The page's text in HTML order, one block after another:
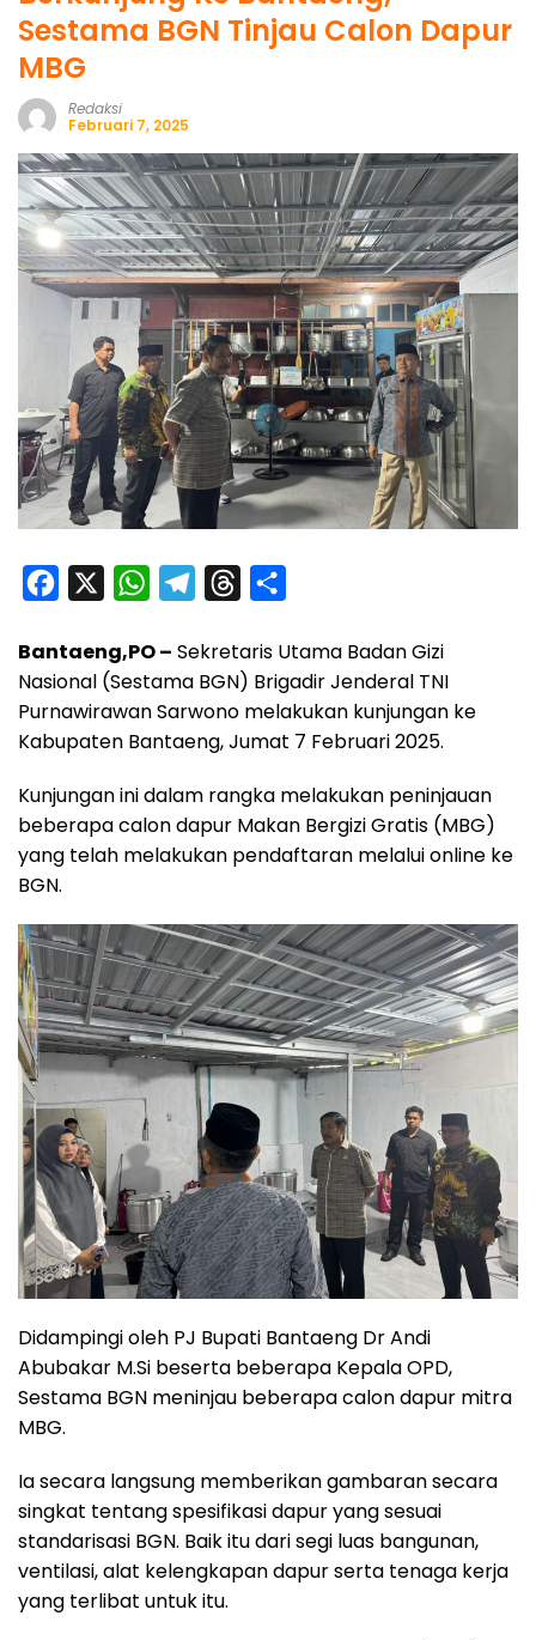
Sestama BGN Tinjau Calon Dapur
MBG
Redaksi
Februari 7, 2025
c
e
b
o
o
k
W
a
t
s
p
p
l
e
g
a
m
r
e
a
s
a
r
e
Bantaeng,PO – Sekretaris Utama Badan Gizi
Nasional (Sestama BGN) Brigadir Jenderal TNI
Purnawirawan Sarwono melakukan kunjungan ke
Kabupaten Bantaeng, Jumat 7 Februari 2025.
Kunjungan ini dalam rangka melakukan peninjauan
beberapa calon dapur Makan Bergizi Gratis (MBG)
yang telah melakukan pendaftaran melalui online ke
BGN.
Didampingi oleh PJ Bupati Bantaeng Dr Andi
Abubakar M.Si beserta beberapa Kepala OPD,
Sestama BGN meninjau beberapa calon dapur mitra
MBG.
Ia secara langsung memberikan gambaran secara
singkat tentang spesifikasi dapur yang sesuai
standarisasi BGN. Baik itu dari segi luas bangunan,
ventilasi, alat kelengkapan dapur serta tenaga kerja
yang terlibat untuk itu.